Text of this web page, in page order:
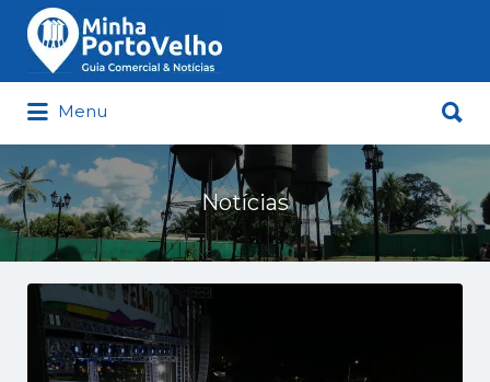
Minha Porto Velho – Seu Guia
Comercial e Notícias de Porto Velho
Buscar
por:
Menu
por:
Notícias